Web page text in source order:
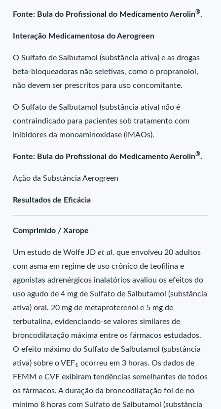
Fonte: Bula do Profissional do Medicamento Aerolin®.
Interação Medicamentosa do Aerogreen
O Sulfato de Salbutamol (substância ativa) e as drogas
beta-bloqueadoras não seletivas, como o propranolol,
não devem ser prescritos para uso concomitante.
O Sulfato de Salbutamol (substância ativa) não é
contraindicado para pacientes sob tratamento com
inibidores da monoaminoxidase (IMAOs).
Fonte: Bula do Profissional do Medicamento Aerolin®.
Ação da Substância Aerogreen
Resultados de Eficácia
Comprimido / Xarope
Um estudo de Wolfe JDet al. que envolveu 20 adultos
com asma em regime de uso crônico de teofilina e
agonistas adrenérgicos inalatórios avaliou os efeitos do
uso agudo de 4 mg de Sulfato de Salbutamol (substância
ativa) oral, 20 mg de metaproterenol e 5 mg de
terbutalina, evidenciando-se valores similares de
broncodilatação máxima entre os fármacos estudados.
O efeito máximo do Sulfato de Salbutamol (substância
ativa) sobre o VEF1 ocorreu em 3 horas. Os dados de
FEMM e CVF exibiram tendências semelhantes de todos
os fármacos. A duração da broncodilatação foi de no
mínimo 8 horas com Sulfato de Salbutamol (substância